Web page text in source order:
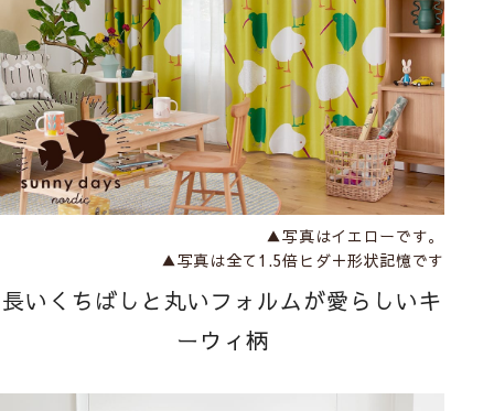
▲写真はイエローです。
▲写真は全て1.5倍ヒダ＋形状記憶です
長いくちばしと丸いフォルムが愛らしいキ
ーウィ柄